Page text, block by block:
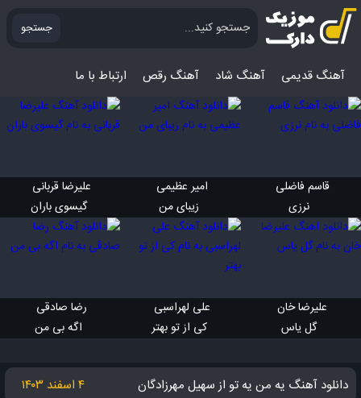
جستجو
آهنگ قدیمی آهنگ‌ شاد آهنگ رقص ارتباط با ما
قاسم فاضلی
نرزی
امیر عظیمی
زیبای من
علیرضا قربانی
گیسوی باران
علیرضا خان
گل یاس
علی لهراسبی
کی از تو بهتر
رضا صادقی
اگه بی من
دانلود آهنگ یه من یه تو از سهیل مهرزادگان
۴ اسفند ۱۴۰۳